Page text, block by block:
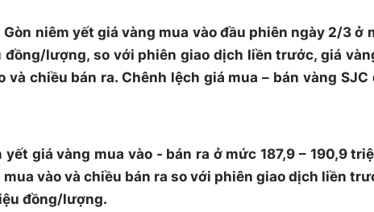
niêm yết giá vàng mua vào đầu phiên ngày 2/3 ở
lượng, so với phiên giao dịch liền trước, giá
chiều bán ra. Chênh lệch giá mua – bán vàng SJC
yết giá vàng mua vào - bán ra ở mức 187,9 – 190,9
vào và chiều bán ra so với phiên giao dịch liền
đồng/lượng.